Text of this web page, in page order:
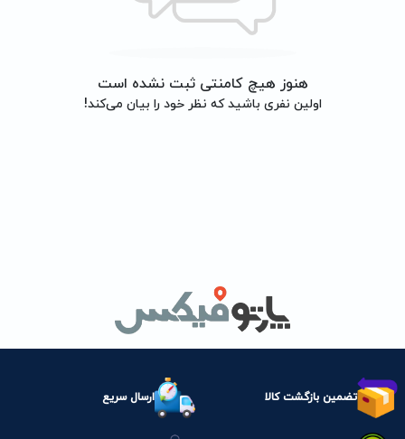
هنوز هیچ کامنتی ثبت نشده است
اولین نفری باشید که نظر خود را بیان می‌کند!
تضمین بازگشت کالا ارسال سریع